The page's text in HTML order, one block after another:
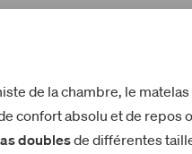
de la chambre, le
confort absolu et de repos
doublesde différentes